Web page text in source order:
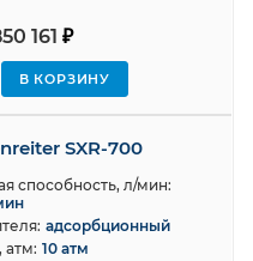
161 ₽
В КОРЗИНУ
SXR-700
способность, л/мин:
адсорбционный
атм: 10 атм